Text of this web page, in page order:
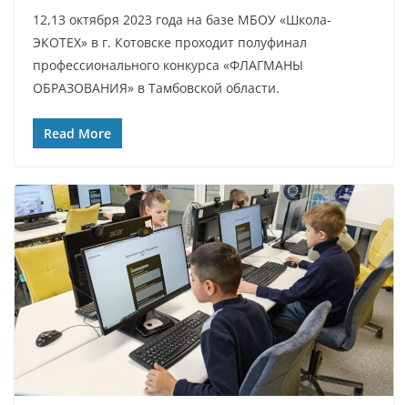
12,13 октября 2023 года на базе МБОУ «Школа-
ЭКОТЕХ» в г. Котовске проходит полуфинал
профессионального конкурса «ФЛАГМАНЫ
ОБРАЗОВАНИЯ» в Тамбовской области.
Read More